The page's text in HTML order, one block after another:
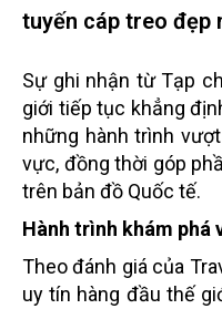
tuyến cáp treo đẹp
Sự ghi nhận từ Tạp
giới tiếp tục khẳng
những hành trình
vực, đồng thời góp
trên bản đồ Quốc tế.
Hành trình khám phá
Theo đánh giá của
uy tín hàng đầu thế